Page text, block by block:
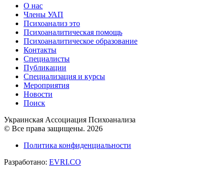
О нас
Члены УАП
Психоанализ это
Психоаналитическая помощь
Психоаналитическое образование
Контакты
Специалисты
Публикации
Специализация и курсы
Мероприятия
Новости
Поиск
Украинская Ассоциация Психоанализа
© Все права защищены. 2026
Политика конфиденциальности
Разработано: EVRI.CO